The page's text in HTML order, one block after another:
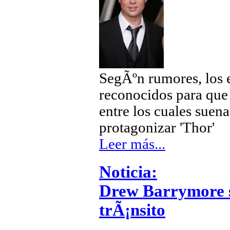
SegÃºn rumores, los
reconocidos para
entre los cuales
protagonizar 'Thor'
Leer más...
Noticia:
Drew Barrymore
trÃ¡nsito